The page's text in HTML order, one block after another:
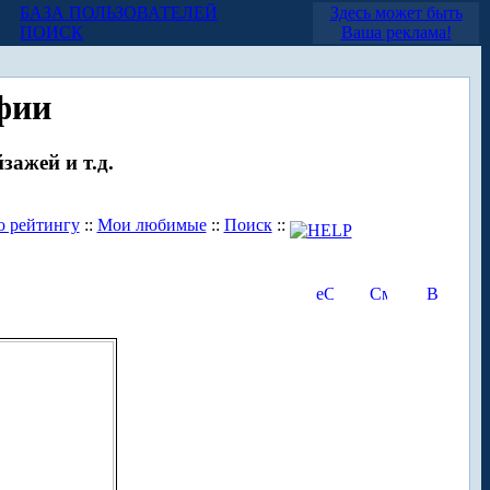
БАЗА ПОЛЬЗОВАТЕЛЕЙ
ПОИСК
Здесь может быть
Ваша реклама!
и т.д.
рейтингу:: Мои любимые:: Поиск::